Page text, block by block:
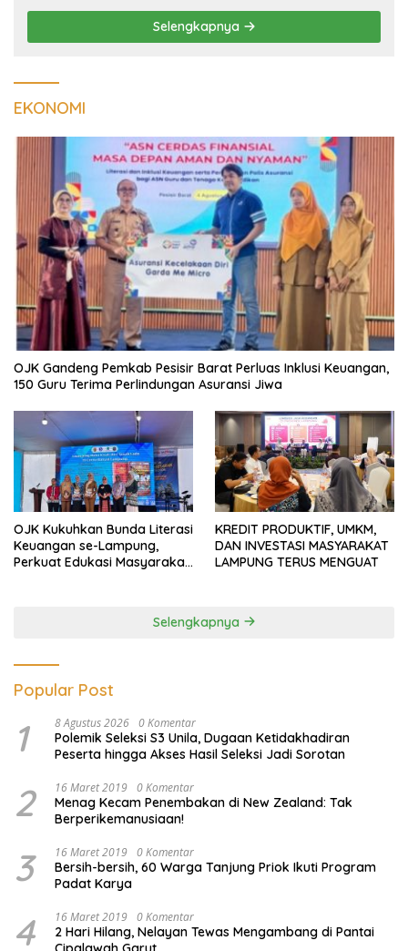
Selengkapnya
EKONOMI
OJK Gandeng Pemkab Pesisir Barat Perluas Inklusi Keuangan,
150 Guru Terima Perlindungan Asuransi Jiwa
OJK Kukuhkan Bunda Literasi
Keuangan se-Lampung,
Perkuat Edukasi Masyarakat
KREDIT PRODUKTIF, UMKM,
DAN INVESTASI MASYARAKAT
LAMPUNG TERUS MENGUAT
Selengkapnya
Popular Post
1 8 Agustus 2026 0 Komentar
Polemik Seleksi S3 Unila, Dugaan Ketidakhadiran
Peserta hingga Akses Hasil Seleksi Jadi Sorotan
2 16 Maret 2019 0 Komentar
Menag Kecam Penembakan di New Zealand: Tak
Berperikemanusiaan!
3 16 Maret 2019 0 Komentar
Bersih-bersih, 60 Warga Tanjung Priok Ikuti Program
Padat Karya
4 16 Maret 2019 0 Komentar
2 Hari Hilang, Nelayan Tewas Mengambang di Pantai